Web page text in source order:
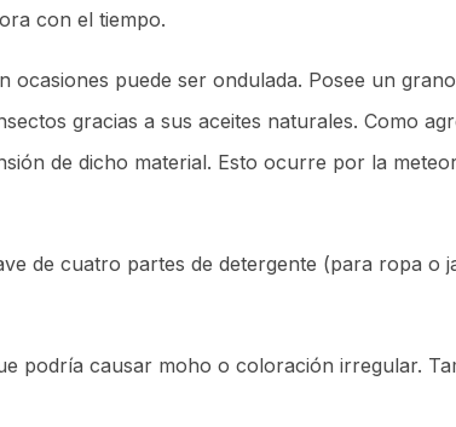
con el tiempo.
puede ser ondulada. Posee un
gracias a sus aceites naturales. Como
de dicho material. Esto ocurre por la
de cuatro partes de detergente (para ropa o
podría causar moho o coloración irregular.